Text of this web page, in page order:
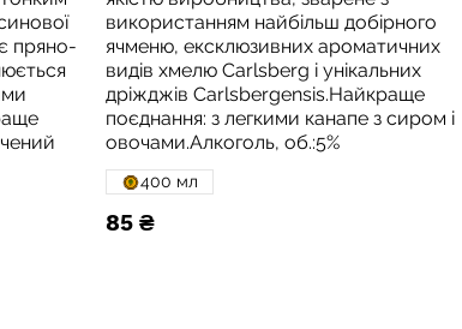
пряно-
використанням найбільш добірного
ячменю, ексклюзивних ароматичних
видів хмелю Carlsberg і унікальних
дріжджів Carlsbergensis.Найкраще
поєднання: з легкими канапе з сиром і
овочами.Алкоголь, об.:5%
85 ₴
400 мл